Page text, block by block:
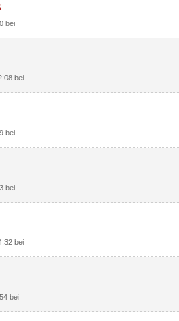
bei
bei
bei
bei
bei
bei